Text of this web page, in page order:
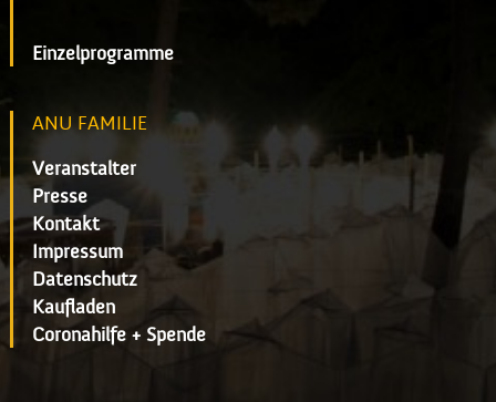
Einzelprogramme
ANU FAMILIE
Veranstalter
Presse
Kontakt
Impressum
Datenschutz
Kaufladen
Coronahilfe + Spende